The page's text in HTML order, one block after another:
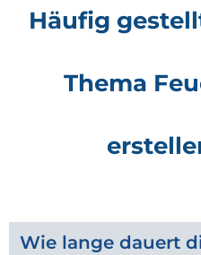
Häufig
Thema
Wie lange dauert